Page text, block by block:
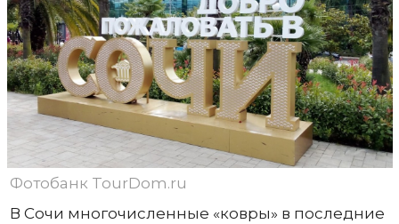
Фотобанк TourDom.ru
В Сочи многочисленные «ковры» в последние